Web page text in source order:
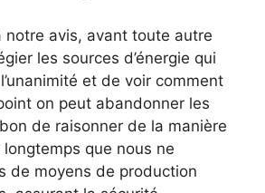
notre avis, avant toute autre
les sources d’énergie qui
et de voir comment
on peut abandonner les
de raisonner de la manière
que nous ne
de moyens de production